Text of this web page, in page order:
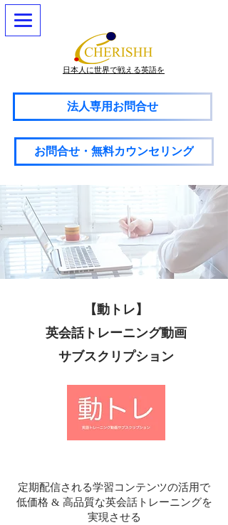
日本人に世界で戦える英語を
法人専用お問合せ
お問合せ・無料カウンセリング
【動トレ】
英会話トレーニング動画
サブスクリプション
定期配信される学習コンテンツの活用で
​低価格 & 高品質な英会話トレーニングを
実現させる